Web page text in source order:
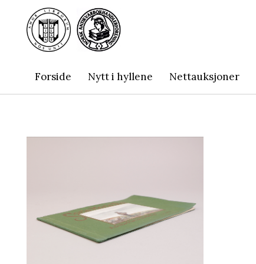
Forside Nytt i hyllene Nettauksjoner